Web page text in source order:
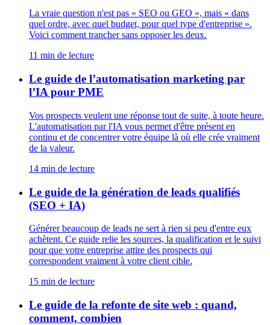
La vraie question n'est pas « SEO ou GEO », mais « dans
quel ordre, avec quel budget, pour quel type d'entreprise ».
Voici comment trancher sans opposer les deux.
11 min de lecture
Le guide de l’automatisation marketing par
l’IA pour PME
Vos prospects veulent une réponse tout de suite, à toute heure.
L'automatisation par l'IA vous permet d'être présent en
continu et de concentrer votre équipe là où elle crée vraiment
de la valeur.
14 min de lecture
Le guide de la génération de leads qualifiés
(SEO + IA)
Générer beaucoup de leads ne sert à rien si peu d'entre eux
achètent. Ce guide relie les sources, la qualification et le suivi
pour que votre entreprise attire des prospects qui
correspondent vraiment à votre client cible.
15 min de lecture
Le guide de la refonte de site web : quand,
comment, combien